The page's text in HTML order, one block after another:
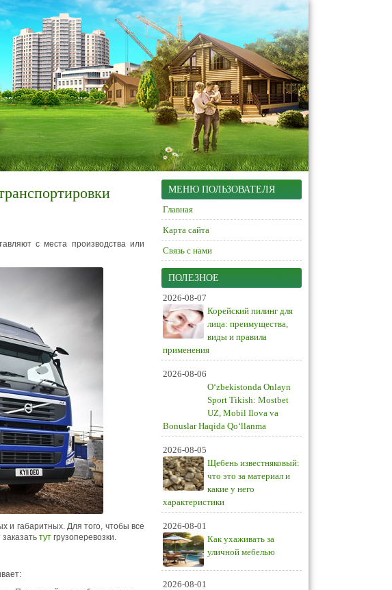
с места производства или
и габаритных. Для того, чтобы все
тут грузоперевозки.
МЕНЮ ПОЛЬЗОВАТЕЛЯ
Главная
Карта сайта
Связь с нами
ПОЛЕЗНОЕ
2026-08-07
Корейский пилинг для
лица: преимущества,
виды и правила
применения
2026-08-06
O‘zbekistonda Onlayn
Sport Tikish: Mostbet
UZ, Mobil Ilova va
Bonuslar Haqida Qo‘llanma
2026-08-05
Щебень известняковый:
что это за материал и
какие у него
характеристики
2026-08-01
Как ухаживать за
уличной мебелью
2026-08-01